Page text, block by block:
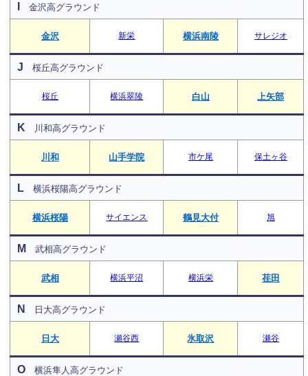
金沢高グラウンド
金沢 新栄 横浜南陵 サレジオ
J 桜丘高グラウンド
桜丘 横浜翠陵 白山 上矢部
K 川和高グラウンド
川和 山手学院 市ケ尾 保土ヶ谷
L 横浜桜陽高グラウンド
横浜桜陽 サイエンス 鶴見大付 旭
M 武相高グラウンド
武相 横浜平沼 横浜栄 荏田
N 日大高グラウンド
日大 瀬谷西 氷取沢 瀬谷
O 横浜隼人高グラウンド